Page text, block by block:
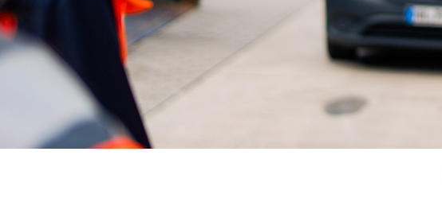
anzeigen/schließen